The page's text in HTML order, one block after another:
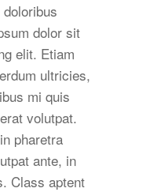
dolor sit
elit. Etiam
ultricies,
mi quis
volutpat.
pharetra
ante, in
Class aptent